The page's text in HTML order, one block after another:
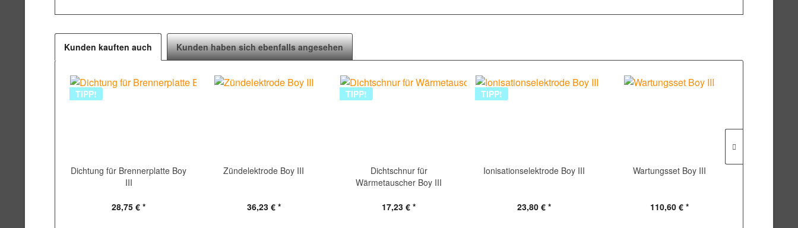
Kunden kauften auch Kunden haben sich ebenfalls angesehen
TIPP!
Dichtung für Brennerplatte Boy
III
28,75 € *
Zündelektrode Boy III
36,23 € *
TIPP!
Dichtschnur für
Wärmetauscher Boy III
17,23 € *
TIPP!
Ionisationselektrode Boy III
23,80 € *
Wartungsset Boy III
110,60 € *